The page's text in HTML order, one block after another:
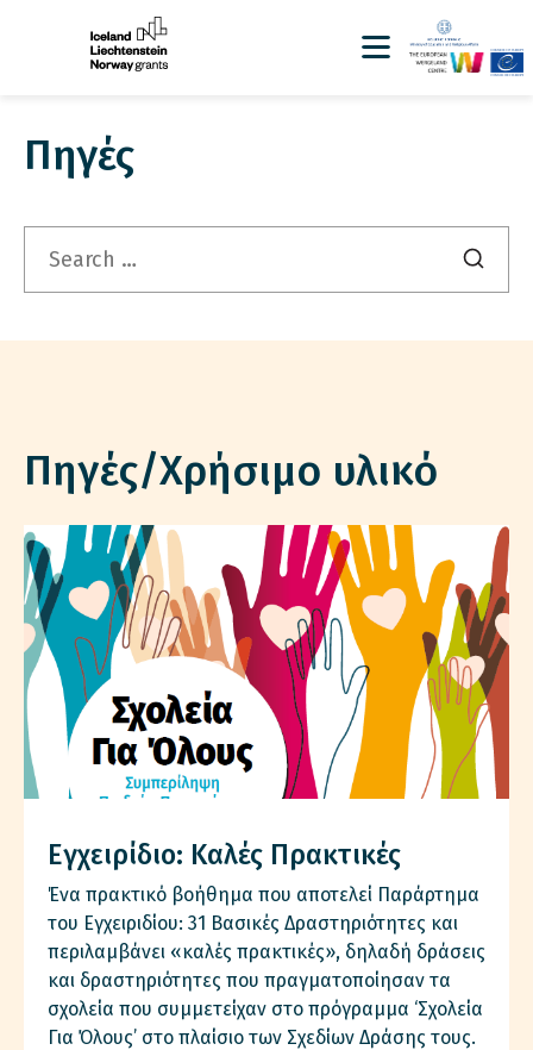
Πηγές
for:
Πηγές/Χρήσιμο υλικό
Εγχειρίδιο: Καλές Πρακτικές
Ένα πρακτικό βοήθημα που αποτελεί Παράρτημα
του Εγχειριδίου: 31 Βασικές Δραστηριότητες και
περιλαμβάνει «καλές πρακτικές», δηλαδή δράσεις
και δραστηριότητες που πραγματοποίησαν τα
σχολεία που συμμετείχαν στο πρόγραμμα ‘Σχολεία
Για Όλους’ στο πλαίσιο των Σχεδίων Δράσης τους.